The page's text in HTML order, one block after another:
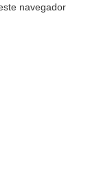
navegador